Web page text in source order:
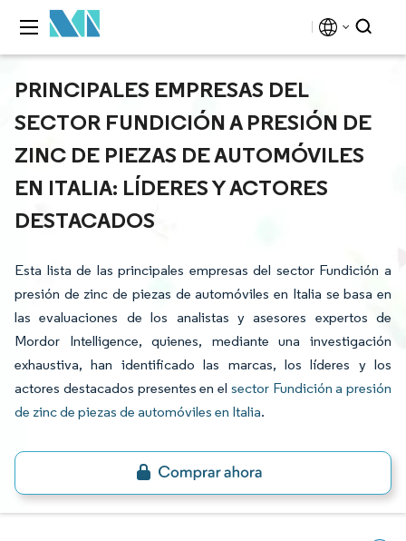
PRINCIPALES EMPRESAS DEL
SECTOR FUNDICIÓN A PRESIÓN DE
ZINC DE PIEZAS DE AUTOMÓVILES
EN ITALIA: LÍDERES Y ACTORES
DESTACADOS
Esta lista de las principales empresas del sector Fundición a
presión de zinc de piezas de automóviles en Italia se basa en
las evaluaciones de los analistas y asesores expertos de
Mordor Intelligence, quienes, mediante una investigación
exhaustiva, han identificado las marcas, los líderes y los
actores destacados presentes en el sector Fundición a presión
de zinc de piezas de automóviles en Italia.